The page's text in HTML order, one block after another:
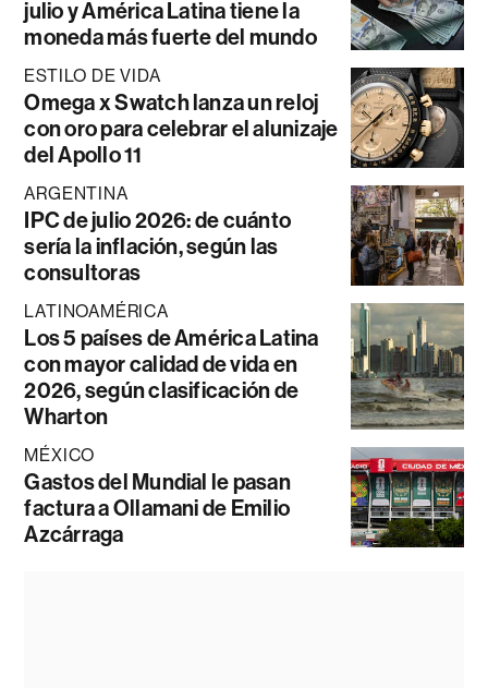
julio y América Latina tiene la
moneda más fuerte del mundo
ESTILO DE VIDA
Omega x Swatch lanza un reloj
con oro para celebrar el alunizaje
del Apollo 11
ARGENTINA
IPC de julio 2026: de cuánto
sería la inflación, según las
consultoras
LATINOAMÉRICA
Los 5 países de América Latina
con mayor calidad de vida en
2026, según clasificación de
Wharton
MÉXICO
Gastos del Mundial le pasan
factura a Ollamani de Emilio
Azcárraga